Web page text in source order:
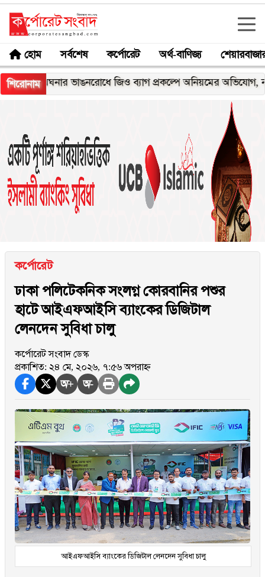
হোম সর্বশেষ কর্পোরেট অর্থ-বাণিজ্য
শিরোনাম
মেঘনার ভাঙনরোধে জিও ব্যাগ প্রকল্পে অনিয়মের অভিযোগ, নদীরকূলে
কর্পোরেট
ঢাকা পলিটেকনিক সংলগ্ন কোরবানির পশুর
হাটে আইএফআইসি ব্যাংকের ডিজিটাল
লেনদেন সুবিধা চালু
কর্পোরেট সংবাদ ডেস্ক
প্রকাশিত: ২৪ মে, ২০২৬, ৭:৫৬ অপরাহ্ন
অ+ অ-
আইএফআইসি ব্যাংকের ডিজিটাল লেনদেন সুবিধা চালু